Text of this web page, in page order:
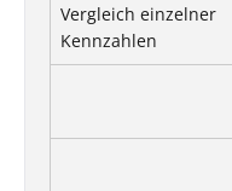
Vergleich einzelner
Kennzahlen